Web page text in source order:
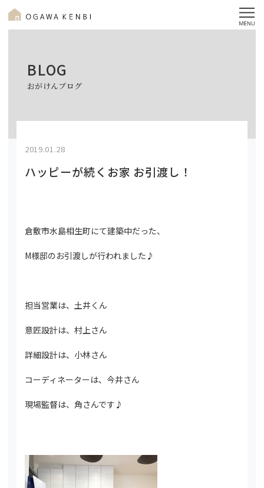
BLOG
おがけんブログ
2019.01.28
ハッピーが続くお家 お引渡し！
倉敷市水島相生町にて建築中だった、
M様邸のお引渡しが行われました♪
担当営業は、土井くん
意匠設計は、村上さん
詳細設計は、小林さん
コーディネーターは、今井さん
現場監督は、角さんです♪